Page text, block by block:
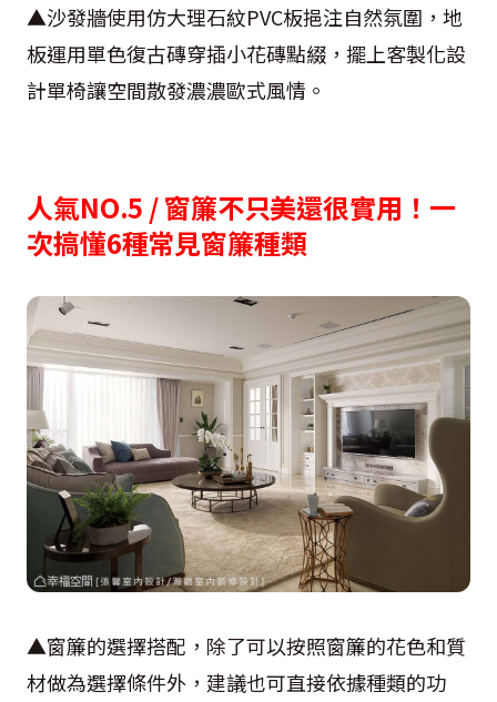
▲沙發牆使用仿大理石紋PVC板挹注自然氛圍，地
板運用單色復古磚穿插小花磚點綴，擺上客製化設
計單椅讓空間散發濃濃歐式風情。
人氣NO.5 /窗簾不只美還很實用！一
次搞懂6種常見窗簾種類
▲窗簾的選擇搭配，除了可以按照窗簾的花色和質
材做為選擇條件外，建議也可直接依據種類的功